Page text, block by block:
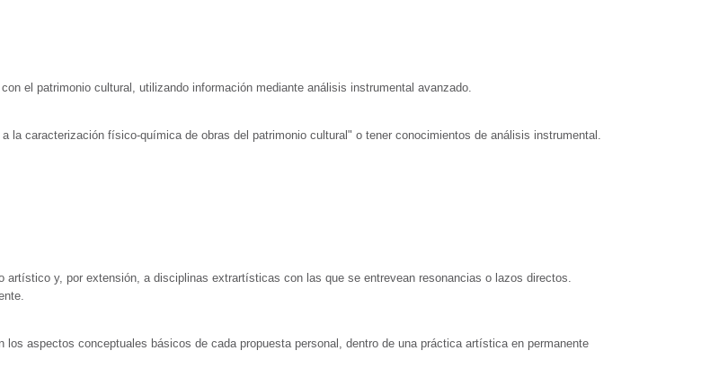
el patrimonio cultural, utilizando información mediante análisis instrumental avanzado.
la caracterización físico-química de obras del patrimonio cultural" o tener conocimientos de análisis instrumental.
artístico y, por extensión, a disciplinas extrartísticas con las que se entrevean resonancias o lazos directos.
aspectos conceptuales básicos de cada propuesta personal, dentro de una práctica artística en permanente